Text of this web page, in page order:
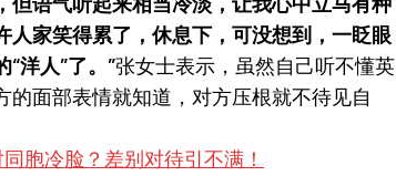
人家笑得累了，休息下，可没想到，一眨眼
洋人”了。”张女士表示，虽然自己听不懂英
面部表情就知道，对方压根就不待见自